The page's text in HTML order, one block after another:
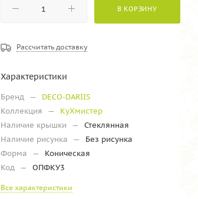
В КОРЗИНУ
Рассчитать доставку
Характеристики
Бренд —
DECO-DARIIS
Коллекция
—
КуХмистер
Наличие крышки
—
Стеклянная
Наличие рисунка
—
Без рисунка
Форма
—
Коническая
Код — ОПФКУ3
Все характеристики